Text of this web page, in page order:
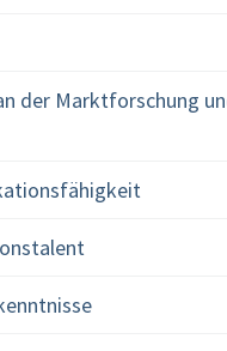
der Marktforschung